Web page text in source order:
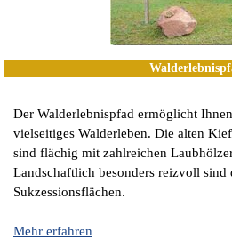
Der Walderlebnispfad ermöglicht
vielseitiges Walderleben. Die alten
sind flächig mit zahlreichen
Landschaftlich besonders reizvoll sind
Sukzessionsflächen.
Mehr erfahren